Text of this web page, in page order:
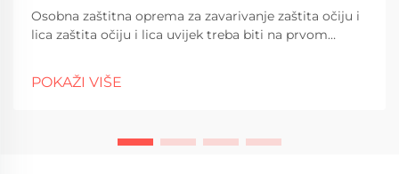
Osobna zaštitna oprema za zavarivanje zaštita očiju i
lica zaštita očiju i lica uvijek treba biti na prvom
zrake mogu stvarno napraviti neke štete. -Očare ili
zaštitne zaštite nisu samo preporuka...
POKAŽI VIŠE